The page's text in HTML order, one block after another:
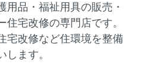
用品・福祉用具の販売・
住宅改修の専門店です。
宅改修など住環境を整備
します。